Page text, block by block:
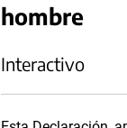
hombre
Interactivo